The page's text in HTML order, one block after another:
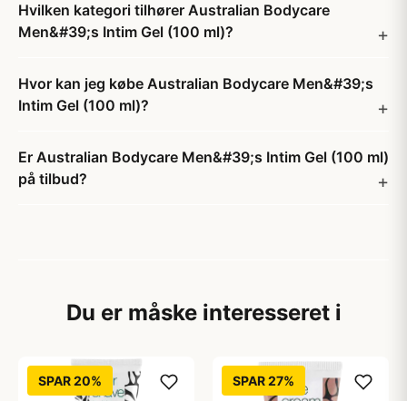
Hvilken kategori tilhører Australian Bodycare
Men&#39;s Intim Gel (100 ml)?
Hvor kan jeg købe Australian Bodycare Men&#39;s
Intim Gel (100 ml)?
Er Australian Bodycare Men&#39;s Intim Gel (100 ml)
på tilbud?
Du er måske interesseret i
SPAR 20% SPAR 27%